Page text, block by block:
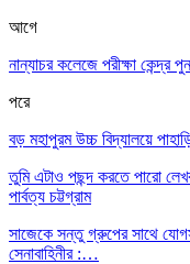
আগে
নান্যাচর কলেজে পরীক্ষা কেন্দ্র
পরে
বড় মহাপুরম উচ্চ বিদ্যালয়ে
তুমি এটাও পছন্দ করতে পারো
পার্বত্য চট্টগ্রাম
সাজেকে সন্তু গ্রুপের সাথে
সেনাবাহিনীর :…